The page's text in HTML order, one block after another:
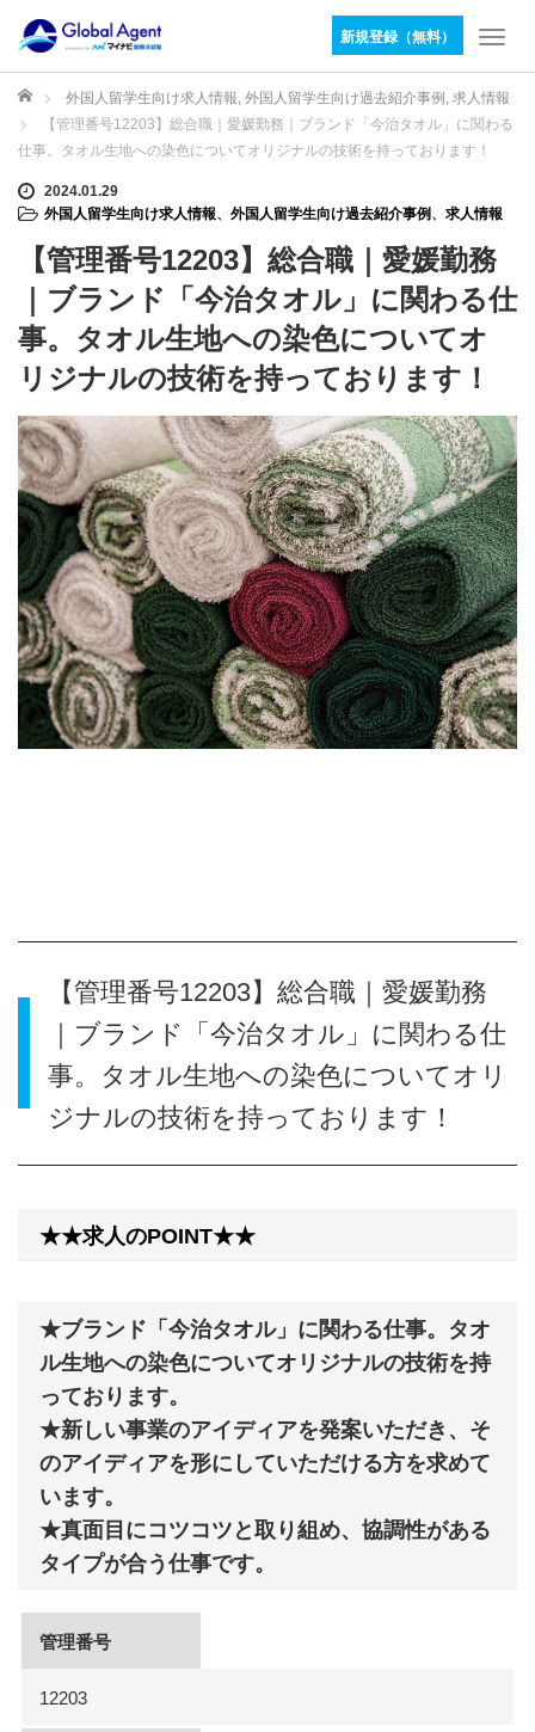
新規登録（無料）
T
g
a
i
g
a
n
ホーム 外国人留学生向け求人情報, 外国人留学生向け過去紹介事例 , 求人情報
【管理番号12203】総合職｜愛媛勤務｜ブランド「今治タオル」に関わる
仕事。タオル生地への染色についてオリジナルの技術を持っております！
2024.01.29
外国人留学生向け求人情報、 外国人留学生向け過去紹介事例 、 求人情報
【管理番号12203】総合職｜愛媛勤務
｜ブランド「今治タオル」に関わる仕
事。タオル生地への染色についてオ
リジナルの技術を持っております！
【管理番号12203】総合職｜愛媛勤務
｜ブランド「今治タオル」に関わる仕
事。タオル生地への染色についてオリ
ジナルの技術を持っております！
★★求人のPOINT★★
★ブランド「今治タオル」に関わる仕事。タオ
ル生地への染色についてオリジナルの技術を持
っております。
★新しい事業のアイディアを発案いただき、そ
のアイディアを形にしていただける方を求めて
います。
★真面目にコツコツと取り組め、協調性がある
タイプが合う仕事です。
管理番号
12203